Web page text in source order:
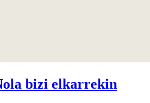
bizi elkarrekin